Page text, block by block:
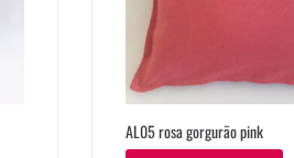
AL05 rosa gorgurão pink